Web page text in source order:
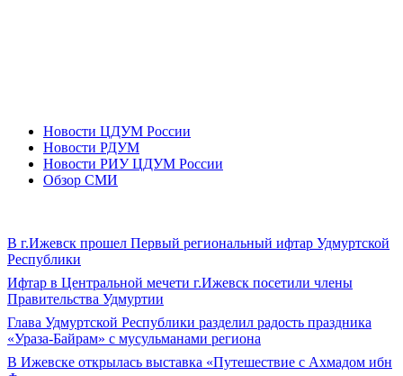
Новости ЦДУМ России
Новости РДУМ
Новости РИУ ЦДУМ России
Обзор СМИ
В г.Ижевск прошел Первый региональный ифтар Удмуртской
Республики
Ифтар в Центральной мечети г.Ижевск посетили члены
Правительства Удмуртии
Глава Удмуртской Республики разделил радость праздника
«Ураза-Байрам» с мусульманами региона
В Ижевске открылась выставка «Путешествие с Ахмадом ибн